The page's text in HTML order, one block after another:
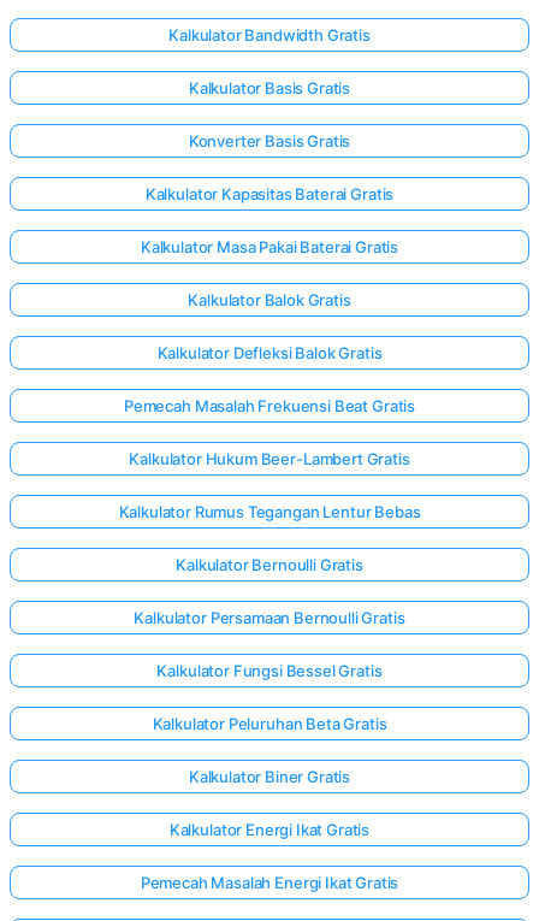
Ada
Ajukan
Anda
Kalkulator Bandwidth Gratis
Kalkulator Basis Gratis
Konverter Basis Gratis
Kalkulator Kapasitas Baterai Gratis
Kalkulator Masa Pakai Baterai Gratis
Kalkulator Balok Gratis
Kalkulator Defleksi Balok Gratis
Pemecah Masalah Frekuensi Beat Gratis
Kalkulator Hukum Beer-Lambert Gratis
Kalkulator Rumus Tegangan Lentur Bebas
Kalkulator Bernoulli Gratis
Kalkulator Persamaan Bernoulli Gratis
Kalkulator Fungsi Bessel Gratis
Kalkulator Peluruhan Beta Gratis
Kalkulator Biner Gratis
Kalkulator Energi Ikat Gratis
Pemecah Masalah Energi Ikat Gratis